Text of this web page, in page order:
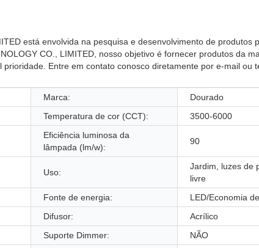
está envolvida na pesquisa e desenvolvimento de produtos
CO., LIMITED, nosso objetivo é fornecer produtos da
Entre em contato conosco diretamente por e-mail ou
Marca:
Dourado
Temperatura de cor (CCT): 3500-6000
Eficiência luminosa da
lâmpada (lm/w):
90
Uso:
Jardim, luzes de
livre
Fonte de energia:
LED/Economia
Difusor:
Acrílico
Suporte Dimmer:
NÃO